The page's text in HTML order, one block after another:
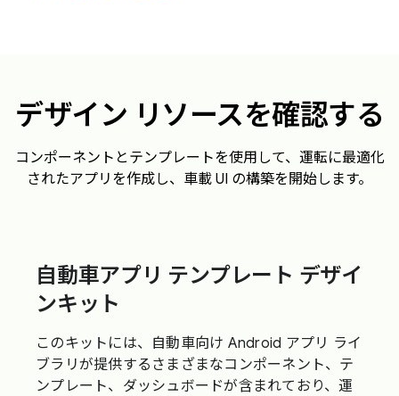
デザイン リソースを確認する
コンポーネントとテンプレートを使用して、運転に最適化
されたアプリを作成し、車載 UI の構築を開始します。
自動車アプリ テンプレート デザイ
ンキット
このキットには、自動車向け Android アプリ ライ
ブラリが提供するさまざまなコンポーネント、テ
ンプレート、ダッシュボードが含まれており、運